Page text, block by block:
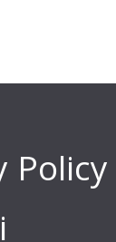
Policy